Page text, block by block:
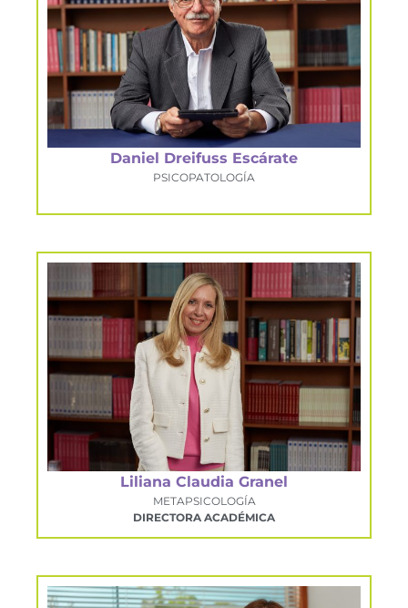
Daniel Dreifuss Escárate
PSICOPATOLOGÍA
Liliana Claudia Granel
METAPSICOLOGÍA
DIRECTORA ACADÉMICA